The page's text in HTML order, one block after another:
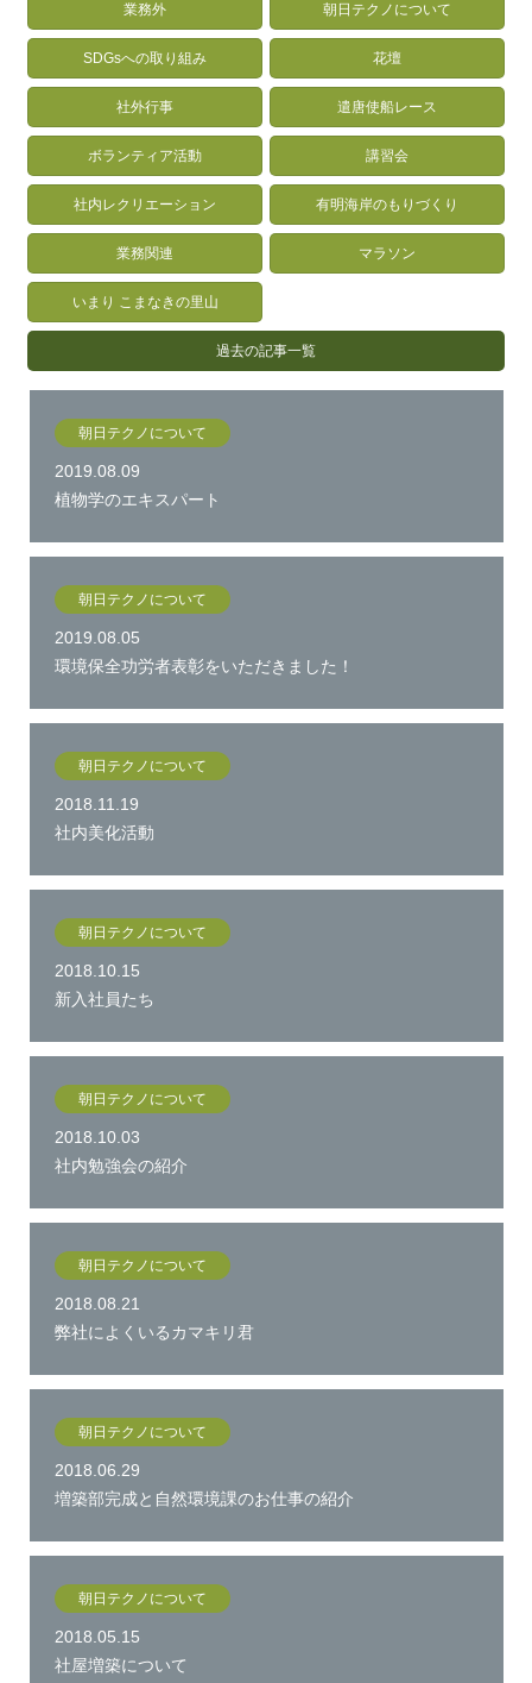
業務外 朝日テクノについて
SDGsへの取り組み 花壇
社外行事 遣唐使船レース
ボランティア活動 講習会
社内レクリエーション 有明海岸のもりづくり
業務関連 マラソン
いまり こまなきの里山
過去の記事一覧
朝日テクノについて
2019.08.09
植物学のエキスパート
朝日テクノについて
2019.08.05
環境保全功労者表彰をいただきました！
朝日テクノについて
2018.11.19
社内美化活動
朝日テクノについて
2018.10.15
新入社員たち
朝日テクノについて
2018.10.03
社内勉強会の紹介
朝日テクノについて
2018.08.21
弊社によくいるカマキリ君
朝日テクノについて
2018.06.29
増築部完成と自然環境課のお仕事の紹介
朝日テクノについて
2018.05.15
社屋増築について